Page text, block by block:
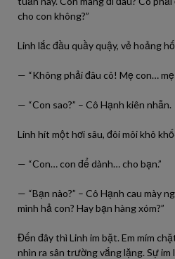
cho con không?”
Linh lắc đầu quầy quậy, vẻ hoảng
— “Không phải đâu cô! Mẹ con…
— “Con sao?” – Cô Hạnh kiên nhẫn.
Linh hít một hơi sâu, đôi môi khô
— “Con… con để dành… cho bạn.”
— “Bạn nào?” – Cô Hạnh cau mày
mình hả con? Hay bạn hàng xóm?”
Đến đây thì Linh im bặt. Em mím
nhìn ra sân trường vắng lặng. Sự im